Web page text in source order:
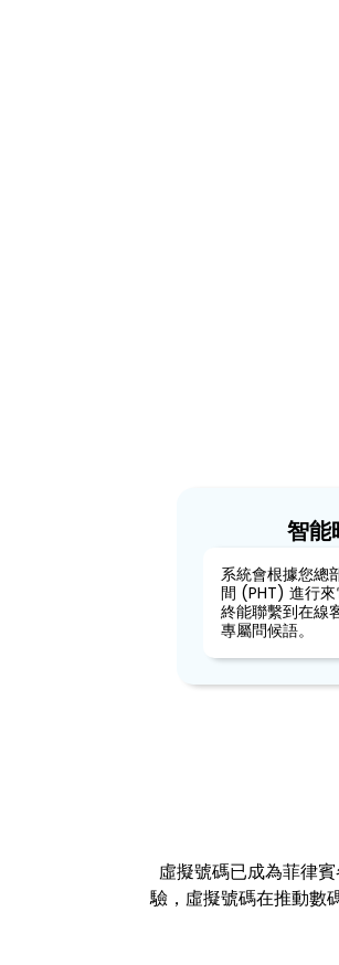
智能
系統會根據您總
間 (PHT) 進行
終能聯繫到在線
專屬問候語。
虛擬號碼已成為菲律
驗，虛擬號碼在推動數